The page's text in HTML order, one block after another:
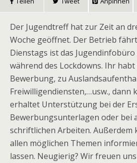
Der Jugendtreff hat zur Zeit an
Woche geöffnet. Der Betrieb
Dienstags ist das
während des Lockdowns. Ihr
Bewerbung, zu
Freiwilligendiensten,…usw., dann
erhaltet Unterstützung bei der
Bewerbungsunterlagen oder bei
schriftlichen Arbeiten. Außerdem
allen möglichen Themen
lassen. Neugierig? Wir freuen